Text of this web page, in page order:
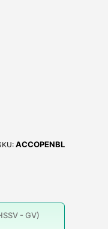
ACCOPENBL
- GV)